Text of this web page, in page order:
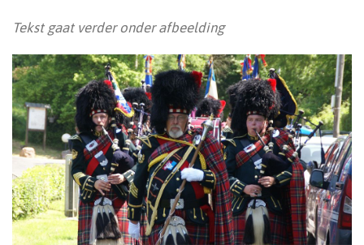
Tekst gaat verder onder afbeelding